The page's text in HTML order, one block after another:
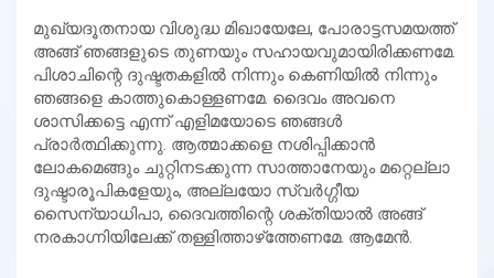
മുഖ്യദൂതനായ വിശുദ്ധ മിഖായേലേ, പോരാട്ടസമയത്ത്
അങ്ങ് ഞങ്ങളുടെ തുണയും സഹായവുമായിരിക്കണമേ.
പിശാചിന്റെ ദുഷ്ടതകളില്‍ നിന്നും കെണിയില്‍ നിന്നും
ഞങ്ങളെ കാത്തുകൊള്ളണമേ. ദൈവം അവനെ
ശാസിക്കട്ടെ എന്ന് എളിമയോടെ ഞങ്ങള്‍
പ്രാര്‍ത്ഥിക്കുന്നു. ആത്മാക്കളെ നശിപ്പിക്കാന്‍
ലോകമെങ്ങും ചുറ്റിനടക്കുന്ന സാത്താനേയും മറ്റെല്ലാ
ദുഷ്ടാരൂപികളേയും, അല്ലയോ സ്വര്‍ഗ്ഗീയ
സൈന്യാധിപാ, ദൈവത്തിന്റെ ശക്തിയാല്‍ അങ്ങ്
നരകാഗ്നിയിലേക്ക് തള്ളിത്താഴ്‌ത്തേണമേ. ആമേന്‍.